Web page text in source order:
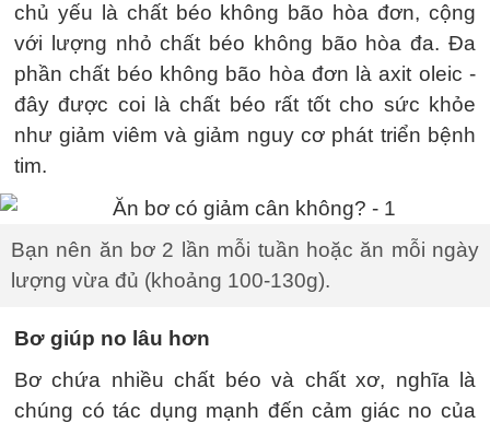
chủ yếu là chất béo không bão hòa đơn, cộng
với lượng nhỏ chất béo không bão hòa đa. Đa
phần chất béo không bão hòa đơn là axit oleic -
đây được coi là chất béo rất tốt cho sức khỏe
như giảm viêm và giảm nguy cơ phát triển bệnh
tim.
Bạn nên ăn bơ 2 lần mỗi tuần hoặc ăn mỗi ngày
lượng vừa đủ (khoảng 100-130g).
Bơ giúp no lâu hơn
Bơ chứa nhiều chất béo và chất xơ, nghĩa là
chúng có tác dụng mạnh đến cảm giác no của